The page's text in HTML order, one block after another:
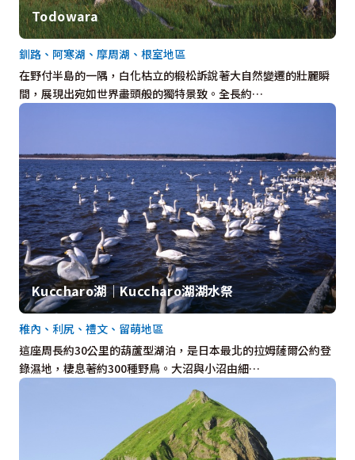
Todowara
在野付半島的一隅，白化枯立的椴松訴說著大自然變遷的壯麗瞬
間，展現出宛如世界盡頭般的獨特景致。全長約…
釧路、阿寒湖、摩周湖、根室地區
Kuccharo湖｜Kuccharo湖湖水祭
這座周長約30公里的葫蘆型湖泊，是日本最北的拉姆薩爾公約登
錄濕地，棲息著約300種野鳥。大沼與小沼由細…
稚內、利尻、禮文、留萌地區